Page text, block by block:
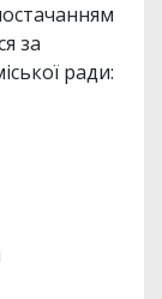
за
ради: